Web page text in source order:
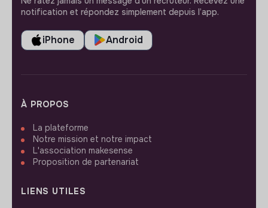
notification et répondez simplement depuis l’app.
iPhone Android
À PROPOS
La plateforme
Notre mission et notre impact
L'association makesense
Proposition de partenariat
LIENS UTILES